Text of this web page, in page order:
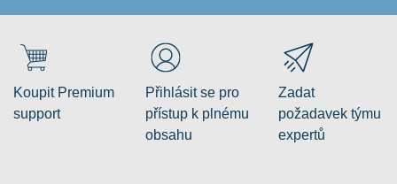
Koupit Premium
support
Přihlásit se pro
přístup k plnému
obsahu
Zadat
požadavek týmu
expertů